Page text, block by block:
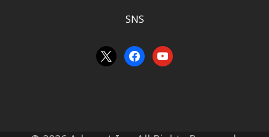
SNS
x facebook
youtube